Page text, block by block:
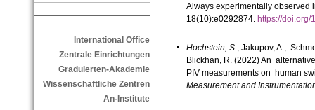
International Office
Zentrale Einrichtungen
Graduierten-Akademie
Wissenschaftliche Zentren
An-Institute
Always experimentally observed
18(10):e0292874. https://
Hochstein, S., Jakupov, A.,
Blickhan, R. (2022) An
PIV measurements on human
Measurement and